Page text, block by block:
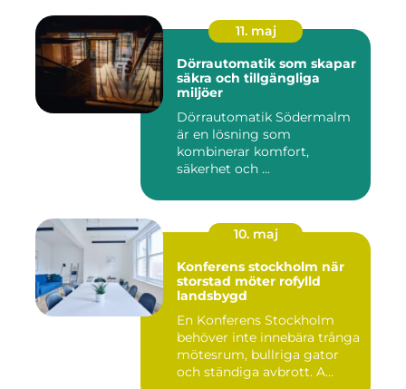
11. maj
Dörrautomatik som skapar
säkra och tillgängliga
miljöer
Dörrautomatik Södermalm
är en lösning som
kombinerar komfort,
säkerhet och ...
10. maj
Konferens stockholm när
storstad möter rofylld
landsbygd
En Konferens Stockholm
behöver inte innebära trånga
mötesrum, bullriga gator
och ständiga avbrott. A...